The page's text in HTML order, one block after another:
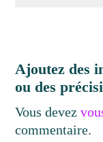
Ajoutez des
ou des
Vous devez
commentaire.